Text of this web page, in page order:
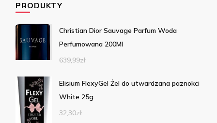
PRODUKTY
Christian Dior Sauvage Parfum Woda
Perfumowana 200Ml
639,99zł
Elisium FlexyGel Żel do utwardzana paznokci
White 25g
32,30zł